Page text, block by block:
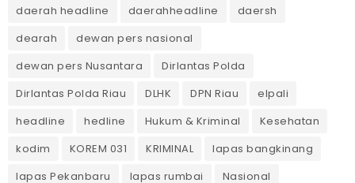
daerah headline
daerahheadline
daersh
dearah
dewan pers nasional
dewan pers Nusantara
Dirlantas Polda
Dirlantas Polda Riau
DLHK DPN Riau
elpali
headline
hedline Hukum & Kriminal
Kesehatan
kodim
KOREM 031 KRIMINAL
lapas bangkinang
lapas Pekanbaru
lapas rumbai Nasional